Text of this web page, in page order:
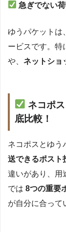
急ぎでない
ゆうパケットは、
ービスです。特
や、 ネットショ
ネコポ
底比較 ！
ネコポスとゆう
送できるポスト
違いがあり、用
では 8つの重要
が自分に合って